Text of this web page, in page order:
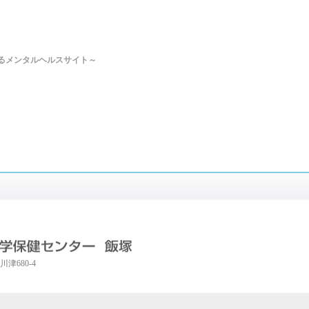
メンタルヘルスサイト～
津680-4